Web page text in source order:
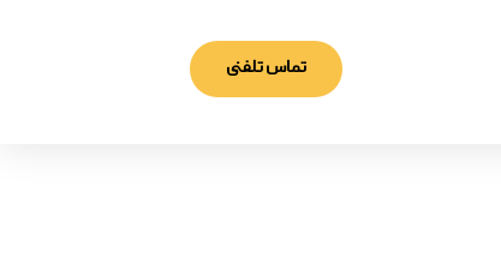
تماس تلفنی